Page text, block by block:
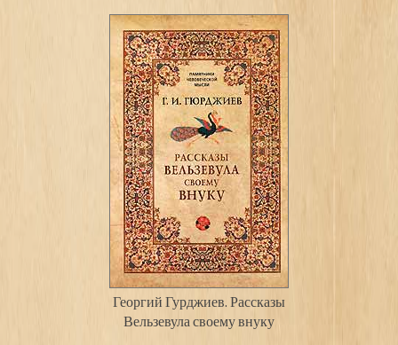
Георгий Гурджиев. Рассказы
Вельзевула своему внуку